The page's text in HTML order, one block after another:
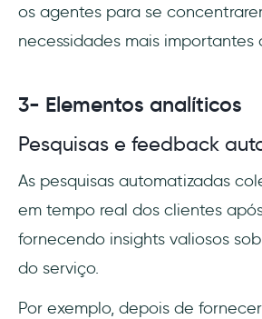
os agentes para se
necessidades mais importantes
3- Elementos analíticos
Pesquisas e feedback
As pesquisas automatizadas
em tempo real dos clientes
fornecendo insights valiosos
do serviço.
Por exemplo, depois de